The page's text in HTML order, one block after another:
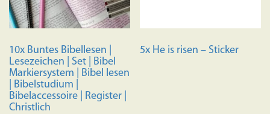
10x Buntes Bibellesen |
Lesezeichen | Set | Bibel
Markiersystem | Bibel lesen
| Bibelstudium |
Bibelaccessoire | Register |
Christlich
5x He is risen – Sticker